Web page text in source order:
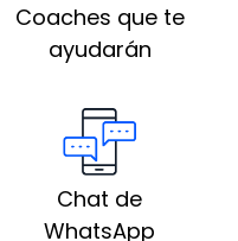
Coaches que te
ayudarán
Chat de
WhatsApp